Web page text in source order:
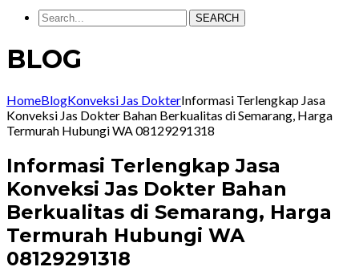
SEARCH
BLOG
HomeBlogKonveksi Jas DokterInformasi Terlengkap Jasa
Konveksi Jas Dokter Bahan Berkualitas di Semarang, Harga
Termurah Hubungi WA 08129291318
Informasi Terlengkap Jasa
Konveksi Jas Dokter Bahan
Berkualitas di Semarang, Harga
Termurah Hubungi WA
08129291318